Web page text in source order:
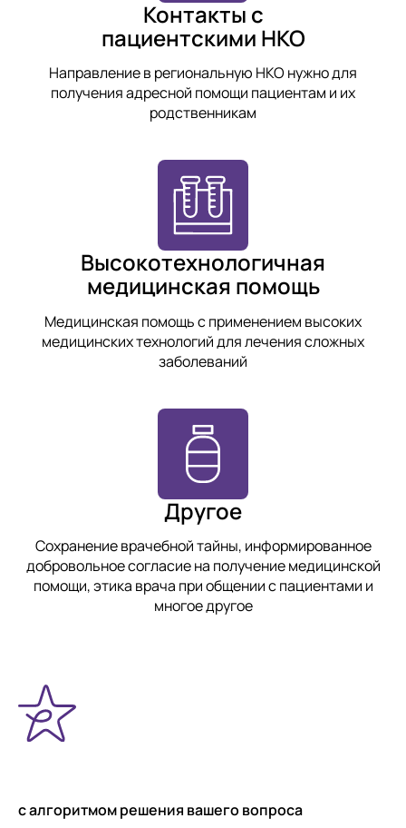
Контакты с
пациентскими НКО
Направление в региональную НКО нужно для
получения адресной помощи пациентам и их
родственникам
Высокотехнологичная
медицинская помощь
Медицинская помощь с применением высоких
медицинских технологий для лечения сложных
заболеваний
Другое
Сохранение врачебной тайны, информированное
добровольное согласие на получение медицинской
помощи, этика врача при общении с пациентами и
многое другое
с алгоритмом решения вашего вопроса